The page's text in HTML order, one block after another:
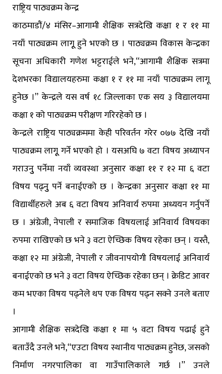
राष्ट्रिय पाठ्यक्रम केन्द्र
काठमाडौं/४ मंसिर–आगामी शैक्षिक सत्रदेखि कक्षा १ र ११ मा
नयाँ पाठ्यक्रम लागूू हुने भएको छ । पाठ्यक्रम विकास केन्द्रका
सूचना अधिकारी गणेश भट्टराईले भने,“आगामी शैक्षिक सत्रमा
देशभरका विद्यालयहरुमा कक्षा १ र ११ मा नयाँ पाठ्यक्रम लागू
हुनेछ ।” केन्द्रले यस वर्ष १८ जिल्लाका एक सय ३ विद्यालयमा
कक्षा १ को पाठ्यक्रम परीक्षण गरिरहेको छ ।
केन्द्रले राष्ट्रिय पाठ्यक्रममा केही परिवर्तन गरेर ०७७ देखि नयाँ
पाठ्यक्रम लागूू गर्ने भएको हो । यसअघि ७ वटा विषय अध्यापन
गराउनुु पर्नेमा नयाँ व्यवस्था अनुसार कक्षा ११ र १२ मा ६ वटा
विषय पढ्नुु पर्ने बनाईएको छ । केन्द्रका अनुसार कक्षा ११ मा
विद्यार्थीहरुले अब ६ वटा विषय अनिवार्य रुपमा अध्ययन गर्नुपर्ने
छ । अंग्रेजी, नेपाली र समाजिक विषयलाई अनिवार्य विषयका
रुपमा राखिएको छ भने ३ वटा ऐच्छिक विषय रहेका छन् । यस्तै,
कक्षा १२ मा अंग्रेजी, नेपाली र जीवनापयोगी विषयलाई अनिवार्य
बनाईएको छ भने ३ वटा विषय ऐच्छिक रहेका छन् । क्रेडिट आवर
कम भएका विषय पढ्नेले थप एक विषय पढ्न सक्ने उनले बताए
।
आगामी शैक्षिक सत्रदेखि कक्षा १ मा ५ वटा विषय पढाई हुने
बताउँदै उनले भने,“एउटा विषय स्थानीय पाठ्यक्रम हुनेछ, जसको
निर्माण नगरपालिका वा गाउँपालिकाले गर्छ ।” उनले